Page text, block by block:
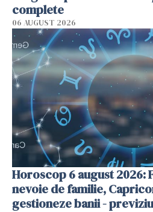
complete
06 AUGUST 2026
Horoscop 6 august 2026:
nevoie de familie,
gestioneze banii -